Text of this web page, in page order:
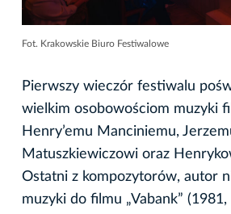
Fot. Krakowskie Biuro Festiwalowe
Pierwszy wieczór festiwalu
wielkim osobowościom muzyki
Henry’emu Manciniemu,
Matuszkiewiczowi oraz
Ostatni z kompozytorów, autor
muzyki do filmu „Vabank” (1981,